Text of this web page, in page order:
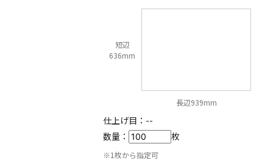
短辺
636mm
長辺939mm
仕上げ目： --
数量：
枚
※1枚から指定可